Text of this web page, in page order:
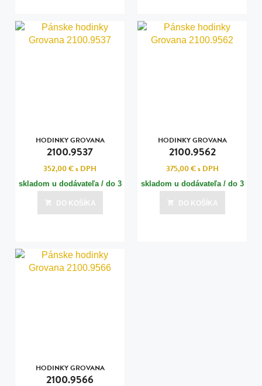
HODINKY GROVANA
2100.9537
352,00 €s DPH
skladom u dodávateľa / do 3
dní
Posledná aktualizácia dnes o 00:00
DO KOŠÍKA
HODINKY GROVANA
2100.9562
375,00 €s DPH
skladom u dodávateľa / do 3
dní
Posledná aktualizácia dnes o 00:00
DO KOŠÍKA
HODINKY GROVANA
2100.9566